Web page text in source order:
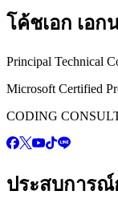
โค้ชเอก เอ
Principal Technical
Microsoft Certified
CODING
ประสบการณ์